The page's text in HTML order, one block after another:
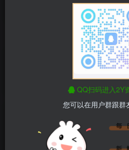
个文章
版块 帖子
QQ扫码进入2Y
您可以在用户群跟群